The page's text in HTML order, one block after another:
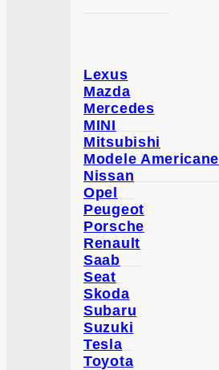
Lexus
Mazda
Mercedes
MINI
Mitsubishi
Modele Americane
Nissan
Opel
Peugeot
Porsche
Renault
Saab
Seat
Skoda
Subaru
Suzuki
Tesla
Toyota